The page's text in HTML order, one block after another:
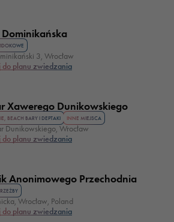
3, Wrocław
do planu zwiedzania
Xawerego Dunikowskiego
BEACH BARY I DEPTAKI INNE MIEJSCA
Dunikowskiego, Wrocław
do planu zwiedzania
Anonimowego Przechodnia
Wrocław, Poland
do planu zwiedzania